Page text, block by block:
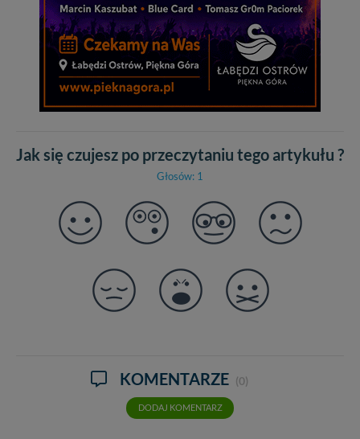
Jak się czujesz po przeczytaniu tego artykułu ?
Głosów: 1
KOMENTARZE (0)
DODAJ KOMENTARZ